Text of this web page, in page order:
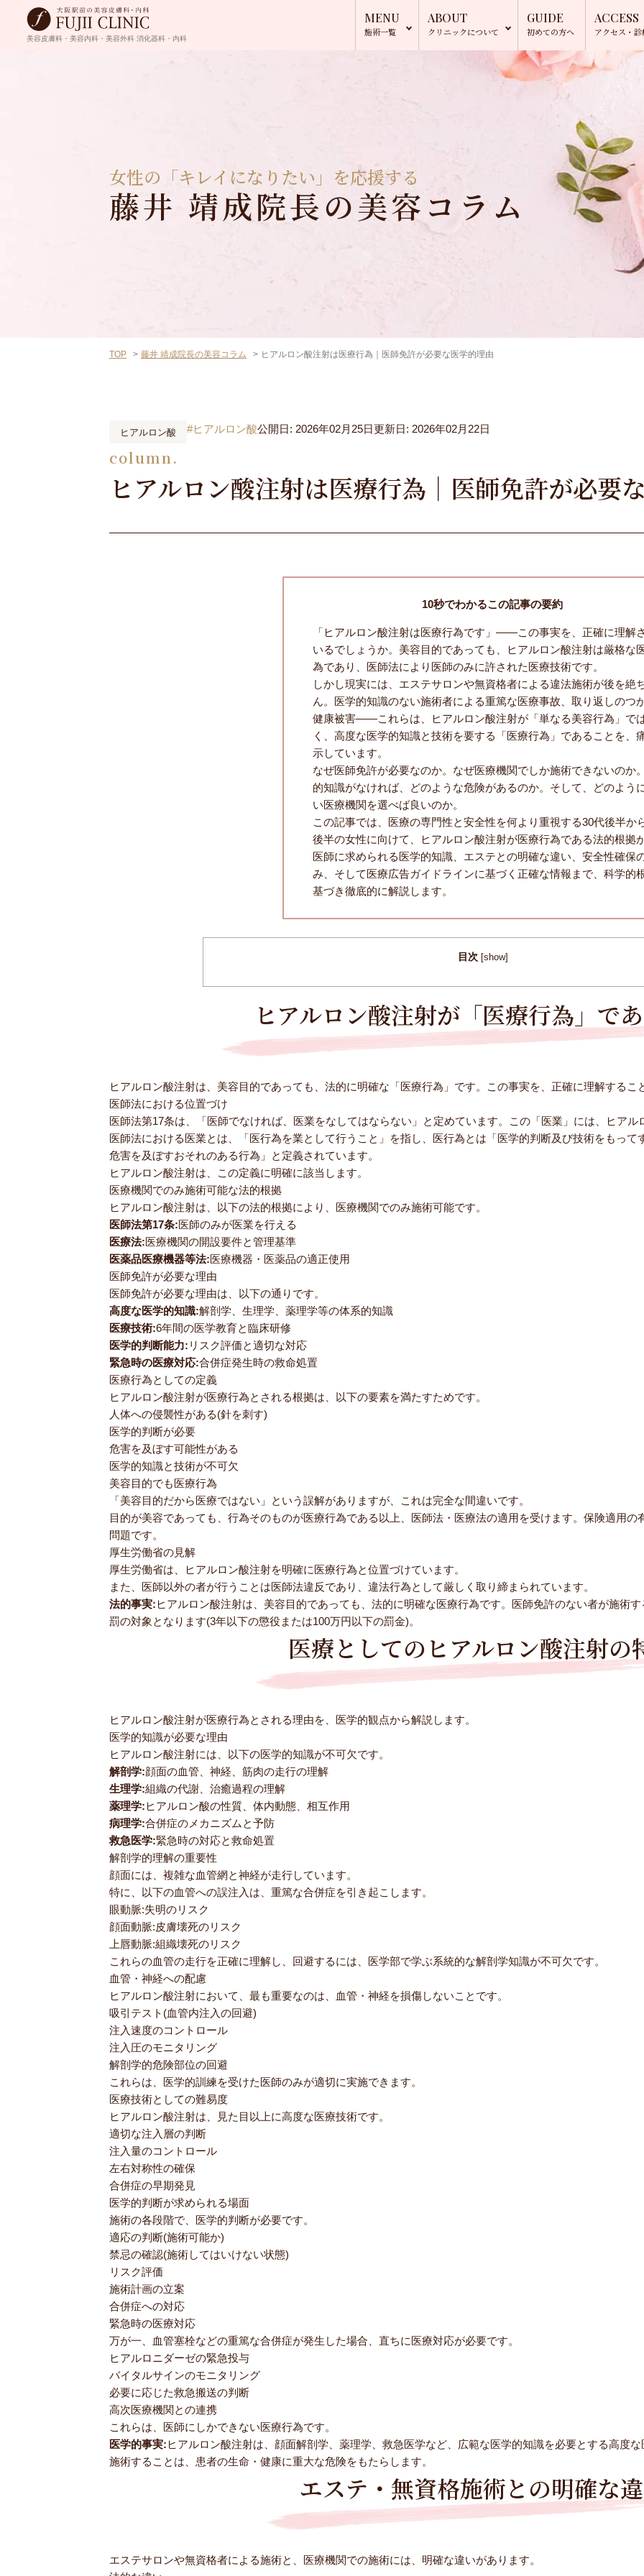
美容皮膚科・美容内科・美容外科 消化器科・内科
MENU
施術一覧
ABOUT
クリニックについて
GUIDE
初めての方へ
ACCESS
アクセス・ 診
女性の「キレイになりたい」を応援する
藤井 靖成院長の美容コラム
TOP 藤井 靖成院長の美容コラム ヒアルロン酸注射は医療行為｜医師免許が必要な医学的理由
ヒアルロン酸 #ヒアルロン酸公開日: 2026年02月25日更新日: 2026年02月22日
column.
ヒアルロン酸注射は医療行為｜医師免許が必要
10秒でわかるこの記事の要約
「ヒアルロン酸注射は医療行為です」——この事実を、正確に理解
いるでしょうか。美容目的であっても、ヒアルロン酸注射は厳格な
為であり、医師法により医師のみに許された医療技術です。
しかし現実には、エステサロンや無資格者による違法施術が後を絶
ん。医学的知識のない施術者による重篤な医療事故、取り返しのつ
健康被害——これらは、ヒアルロン酸注射が「単なる美容行為」で
く、高度な医学的知識と技術を要する「医療行為」であることを、
示しています。
なぜ医師免許が必要なのか。なぜ医療機関でしか施術できないのか
的知識がなければ、どのような危険があるのか。そして、どのよう
い医療機関を選べば良いのか。
この記事では、医療の専門性と安全性を何より重視する30代後半か
後半の女性に向けて、ヒアルロン酸注射が医療行為である法的根拠
医師に求められる医学的知識、エステとの明確な違い、安全性確保
み、そして医療広告ガイドラインに基づく正確な情報まで、科学的
基づき徹底的に解説します。
目次 [show]
ヒアルロン酸注射が「医療行為」で
ヒアルロン酸注射は、美容目的であっても、法的に明確な「医療行為」です。この事実を、正確に理解するこ
医師法における位置づけ
医師法第17条は、「医師でなければ、医業をなしてはならない」と定めています。この「医業」には、ヒアル
医師法における医業とは、「医行為を業として行うこと」を指し、医行為とは「医学的判断及び技術をもっ
危害を及ぼすおそれのある行為」と定義されています。
ヒアルロン酸注射は、この定義に明確に該当します。
医療機関でのみ施術可能な法的根拠
ヒアルロン酸注射は、以下の法的根拠により、医療機関でのみ施術可能です。
医師法第17条:医師のみが医業を行える
医療法:医療機関の開設要件と管理基準
医薬品医療機器等法:医療機器・医薬品の適正使用
医師免許が必要な理由
医師免許が必要な理由は、以下の通りです。
高度な医学的知識:解剖学、生理学、薬理学等の体系的知識
医療技術:6年間の医学教育と臨床研修
医学的判断能力: リスク評価と適切な対応
緊急時の医療対応:合併症発生時の救命処置
医療行為としての定義
ヒアルロン酸注射が医療行為とされる根拠は、以下の要素を満たすためです。
人体への侵襲性がある(針を刺す)
医学的判断が必要
危害を及ぼす可能性がある
医学的知識と技術が不可欠
美容目的でも医療行為
「美容目的だから医療ではない」という誤解がありますが、これは完全な間違いです。
目的が美容であっても、行為そのものが医療行為である以上、医師法・医療法の適用を受けます。保険適用
問題です。
厚生労働省の見解
厚生労働省は、ヒアルロン酸注射を明確に医療行為と位置づけています。
また、医師以外の者が行うことは医師法違反であり、違法行為として厳しく取り締まられています。
法的事実: ヒアルロン酸注射は、美容目的であっても、法的に明確な医療行為です。医師免許のない者が施術
罰の対象となります(3年以下の懲役または100万円以下の罰金)。
医療としてのヒアルロン酸注射の
ヒアルロン酸注射が医療行為とされる理由を、医学的観点から解説します。
医学的知識が必要な理由
ヒアルロン酸注射には、以下の医学的知識が不可欠です。
解剖学:顔面の血管、神経、筋肉の走行の理解
生理学:組織の代謝、治癒過程の理解
薬理学: ヒアルロン酸の性質、体内動態、相互作用
病理学:合併症のメカニズムと予防
救急医学:緊急時の対応と救命処置
解剖学的理解の重要性
顔面には、複雑な血管網と神経が走行しています。
特に、以下の血管への誤注入は、重篤な合併症を引き起こします。
眼動脈:失明のリスク
顔面動脈:皮膚壊死のリスク
上唇動脈:組織壊死のリスク
これらの血管の走行を正確に理解し、回避するには、医学部で学ぶ系統的な解剖学知識が不可欠です。
血管・神経への配慮
ヒアルロン酸注射において、最も重要なのは、血管・神経を損傷しないことです。
吸引テスト(血管内注入の回避)
注入速度のコントロール
注入圧のモニタリング
解剖学的危険部位の回避
これらは、医学的訓練を受けた医師のみが適切に実施できます。
医療技術としての難易度
ヒアルロン酸注射は、見た目以上に高度な医療技術です。
適切な注入層の判断
注入量のコントロール
左右対称性の確保
合併症の早期発見
医学的判断が求められる場面
施術の各段階で、医学的判断が必要です。
適応の判断(施術可能か)
禁忌の確認(施術してはいけない状態)
リスク評価
施術計画の立案
合併症への対応
緊急時の医療対応
万が一、血管塞栓などの重篤な合併症が発生した場合、直ちに医療対応が必要です。
ヒアルロニダーゼの緊急投与
バイタルサインのモニタリング
必要に応じた救急搬送の判断
高次医療機関との連携
これらは、医師にしかできない医療行為です。
医学的事実: ヒアルロン酸注射は、顔面解剖学、薬理学、救急医学など、広範な医学的知識を必要とする高度
施術することは、患者の生命・健康に重大な危険をもたらします。
エステ・無資格施術との明確な
エステサロンや無資格者による施術と、医療機関での施術には、明確な違いがあります。